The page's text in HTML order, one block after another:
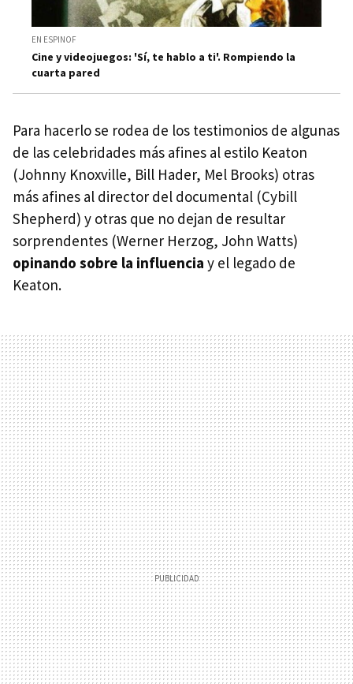
EN ESPINOF
Cine y videojuegos: 'Sí, te hablo a ti'. Rompiendo la
cuarta pared
Para hacerlo se rodea de los testimonios de algunas
de las celebridades más afines al estilo Keaton
(Johnny Knoxville, Bill Hader, Mel Brooks) otras
más afines al director del documental (Cybill
Shepherd) y otras que no dejan de resultar
sorprendentes (Werner Herzog, John Watts)
opinando sobre la influencia y el legado de
Keaton.